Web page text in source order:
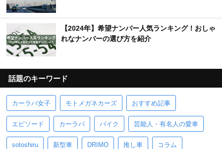
【2024年】希望ナンバー人気ランキング！おしゃ
れなナンバーの選び方を紹介
話題のキーワード
カーラバ女子 モトメガネカーズ おすすめ記事
エピソード カーラバ バイク 芸能人・有名人の愛車
sotoshiru 新型車 DRIMO 推し車 コラム